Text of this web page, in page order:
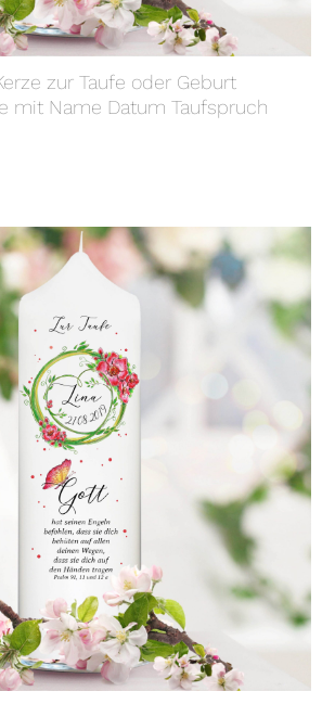
zur Taufe oder Geburt
mit Name Datum Taufspruch